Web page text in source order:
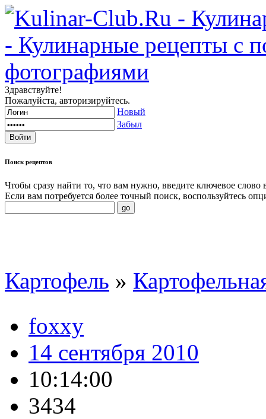
Здравствуйте!
Пожалуйста, авторизируйтесь.
Новый
Забыл
Поиск рецептов
Чтобы сразу найти то, что вам нужно, введите ключевое слово
Если вам потребуется более точный поиск, воспользуйтесь
Картофель »
foxxy
14 сентября 2010
10:14:00
3434